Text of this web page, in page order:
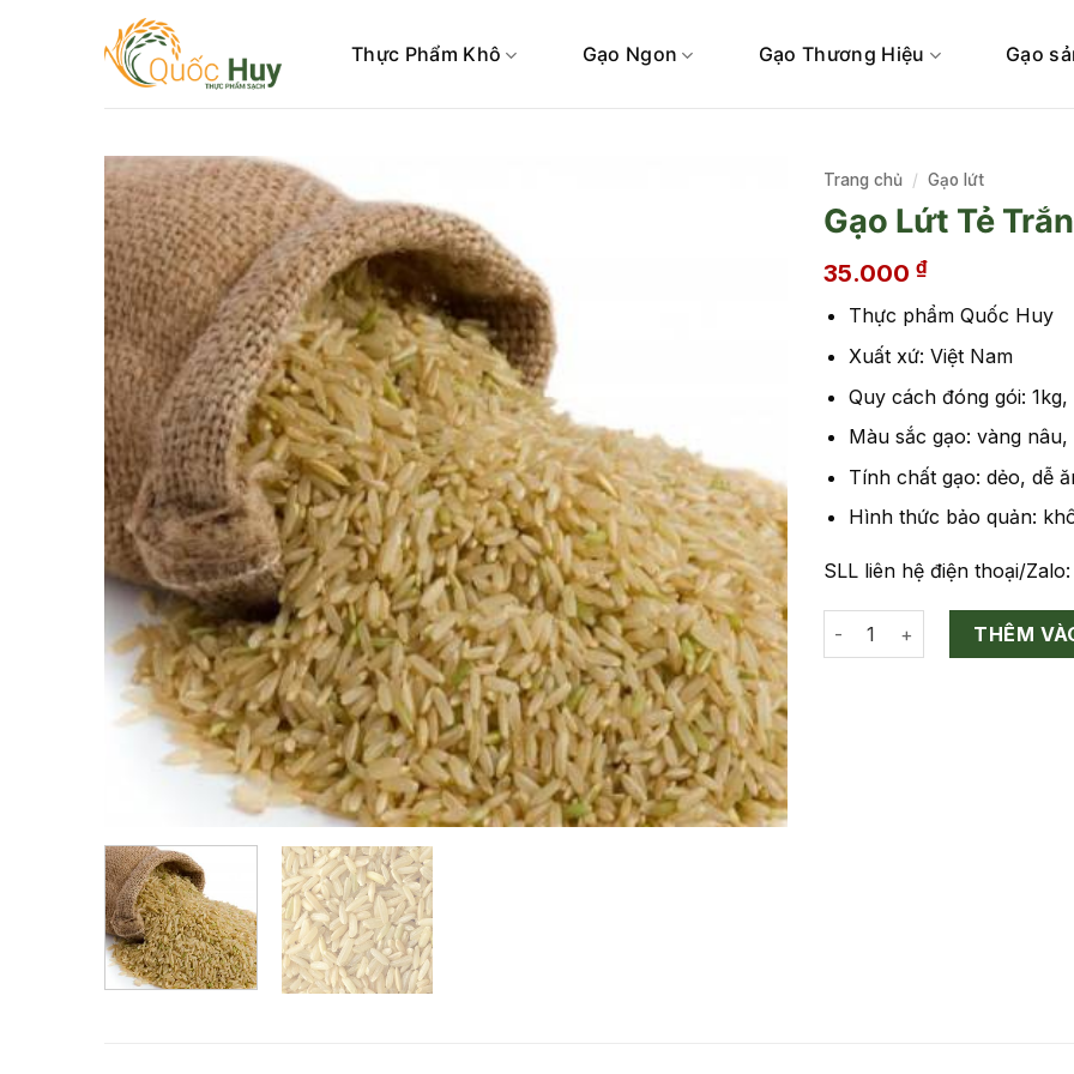
Thực Phẩm Khô Gạo Ngon Gạo Thương Hiệu Gạo
Trang chủ / Gạo lứt
Gạo Lứt Tẻ
35.000 ₫
Thực phẩm Quốc Huy
Xuất xứ: Việt Nam
Quy cách đóng gói:
Màu sắc gạo: vàng nâu,
Tính chất gạo: dẻo, dễ
Hình thức bảo quản:
SLL liên hệ điện thoại/
Gạo Lứt Tẻ Trắng số lượng
THÊM